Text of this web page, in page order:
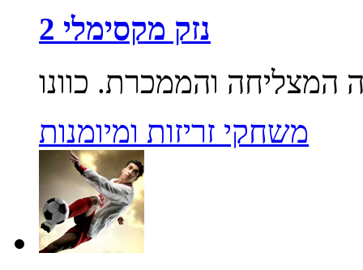
נזק מקסימלי 2
משחקי זריזות ומיומנות